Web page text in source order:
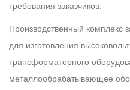
требования заказчиков.
Производственный комплекс
для изготовления
трансформаторного
металлообрабатывающее